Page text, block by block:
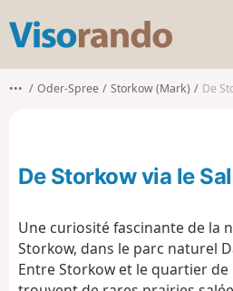
s
o
o
••• Oder-Spree Storkow (Mark) De
De Storkow via le
Une curiosité fascinante de la
Storkow, dans le parc naturel
Entre Storkow et le quartier de